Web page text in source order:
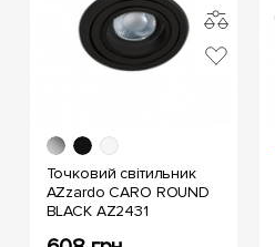
Точковий світильник
AZzardo CARO ROUND
BLACK AZ2431